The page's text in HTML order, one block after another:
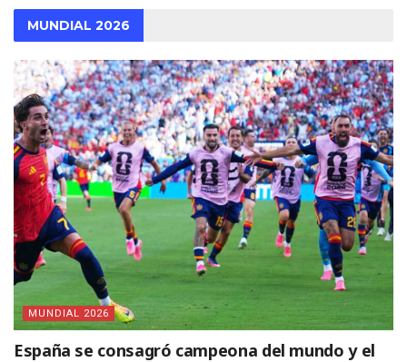
MUNDIAL 2026
MUNDIAL 2026
España se consagró campeona del mundo y el